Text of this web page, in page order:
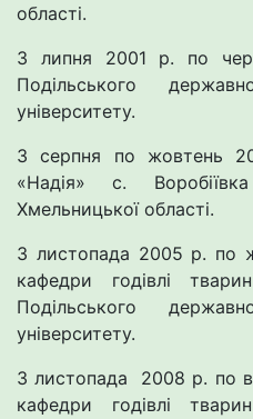
області.
З липня 2001 р. по
Подільського
університету.
З серпня по жовтень
«Надія» с.
Хмельницької області.
З листопада 2005 р. по
кафедри годівлі
Подільського
університету.
З листопада 2008 р. по
кафедри годівлі